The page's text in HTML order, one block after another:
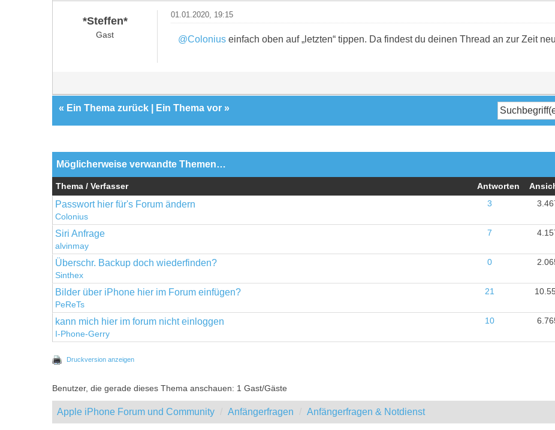
*Steffen*
Gast
01.01.2020, 19:15
@Coloniuseinfach oben auf „letzten“ tippen. Da findest du deinen Thread an zur Zeit
« Ein Thema zurück Ein Thema vor »
Möglicherweise verwandte Themen…
Thema / Verfasser Antworten
Passwort hier für's Forum ändern
Colonius
3
Siri Anfrage
alvinmay
7
Überschr. Backup doch wiederfinden?
Sinthex
0
Bilder über iPhone hier im Forum einfügen?
PeReTs
21
kann mich hier im forum nicht einloggen
I-Phone-Gerry
10
Druckversion anzeigen
Benutzer, die gerade dieses Thema anschauen: 1 Gast/Gäste
Apple iPhone Forum und Community Anfängerfragen Anfängerfragen & Notdienst